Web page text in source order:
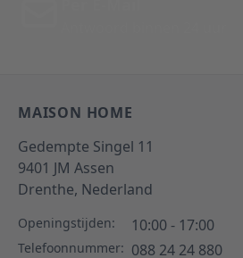
MAISON HOME
Gedempte Singel 11
9401 JM Assen
Drenthe, Nederland
Openingstijden: 10:00 - 17:00
Telefoonnummer: 088 24 24 880